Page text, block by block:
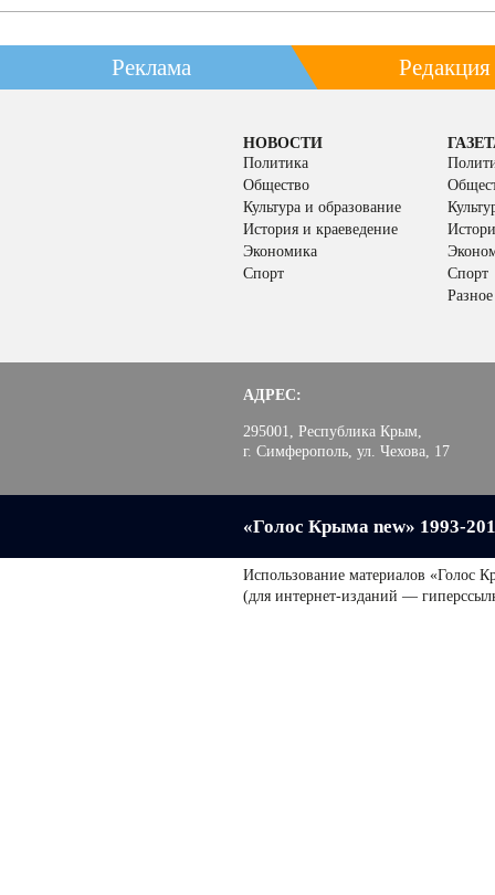
Реклама Редакция
НОВОСТИ
Политика
Общество
Культура и образование
История и краеведение
Экономика
Спорт
Спорт
Разное
АДРЕС:
295001, Республика Крым,
г. Симферополь, ул. Чехова, 17
«Голос Крыма new» 1993-
Использование материалов «Голос
(для интернет-изданий —